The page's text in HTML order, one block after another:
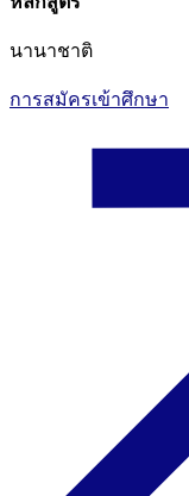
นานาชาติ
การสมัครเข้าศึกษา